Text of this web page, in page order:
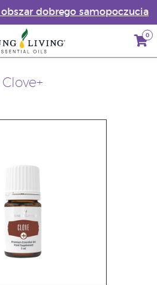
dobrego samopoczucia
0
Clove+